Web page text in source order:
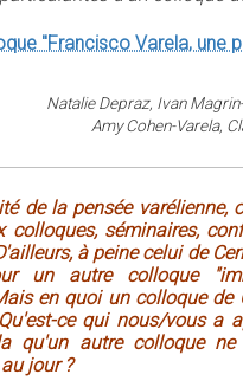
Natalie Depraz, Ivan
Amy Cohen-Varela,
de la pensée varélienne,
colloques, séminaires,
à peine celui de
un autre colloque
en quoi un colloque de
ce qui nous/vous a
qu'un autre colloque
jour ?